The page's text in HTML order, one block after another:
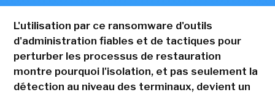
L'utilisation par ce ransomware d'outils
d'administration fiables et de tactiques pour
perturber les processus de restauration
montre pourquoi l'isolation, et pas seulement la
détection au niveau des terminaux, devient un